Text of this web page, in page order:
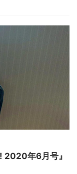
2020年6月号』